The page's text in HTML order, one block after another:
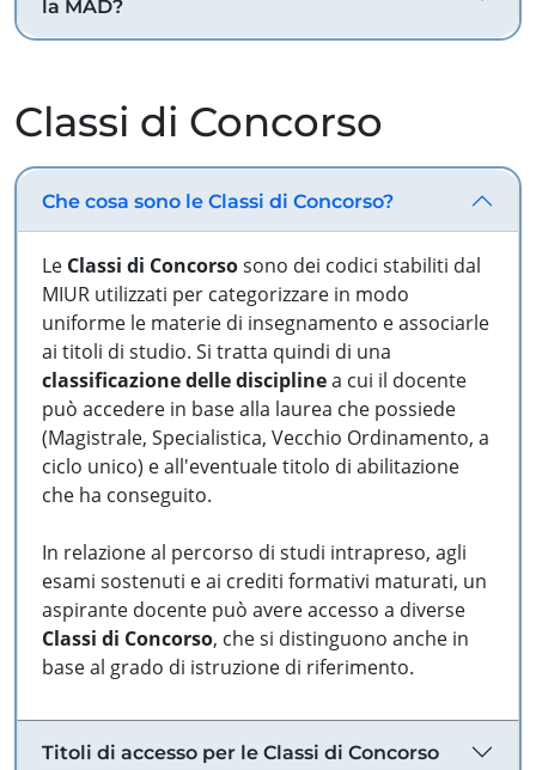
la MAD?
Classi di Concorso
Che cosa sono le Classi di Concorso?
Le Classi di Concorsosono dei codici stabiliti dal
MIUR utilizzati per categorizzare in modo
uniforme le materie di insegnamento e associarle
ai titoli di studio. Si tratta quindi di una
classificazione delle disciplinea cui il docente
può accedere in base alla laurea che possiede
(Magistrale, Specialistica, Vecchio Ordinamento, a
ciclo unico) e all'eventuale titolo di abilitazione
che ha conseguito.
In relazione al percorso di studi intrapreso, agli
esami sostenuti e ai crediti formativi maturati, un
aspirante docente può avere accesso a diverse
Classi di Concorso, che si distinguono anche in
base al grado di istruzione di riferimento.
Titoli di accesso per le Classi di Concorso